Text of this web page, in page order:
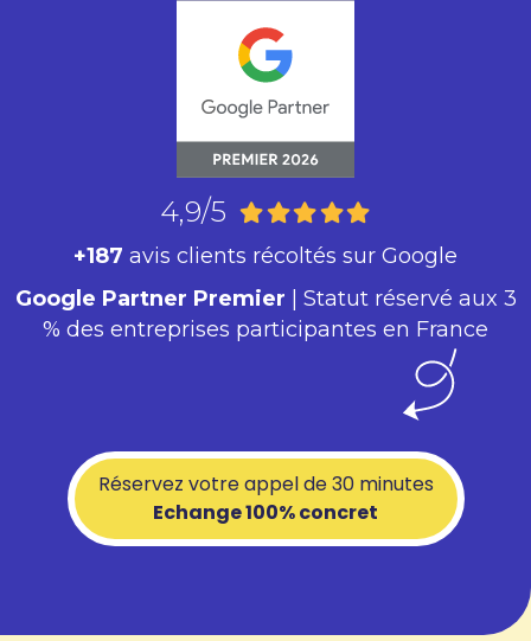
4,9/5
+187 avis clients récoltés sur Google
Google Partner Premier | Statut réservé aux 3
% des entreprises participantes en France
Réservez votre appel de 30 minutes
Echange 100% concret